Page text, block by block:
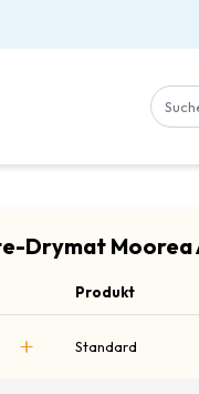
Drymat
Produkt
Standard